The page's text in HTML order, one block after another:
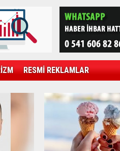
RESMİ REKLAMLAR